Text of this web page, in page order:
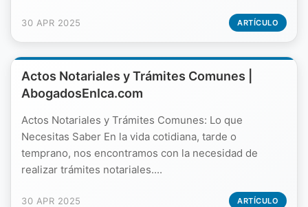
30 APR 2025 ARTÍCULO
Actos Notariales y Trámites Comunes |
AbogadosEnIca.com
Actos Notariales y Trámites Comunes: Lo que
Necesitas Saber En la vida cotidiana, tarde o
temprano, nos encontramos con la necesidad de
realizar trámites notariales....
30 APR 2025 ARTÍCULO